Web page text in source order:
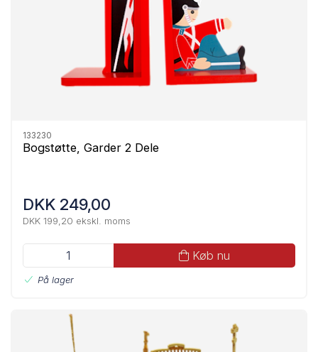
133230
Bogstøtte, Garder 2 Dele
DKK 249,00
DKK 199,20 ekskl. moms
Køb nu
På lager